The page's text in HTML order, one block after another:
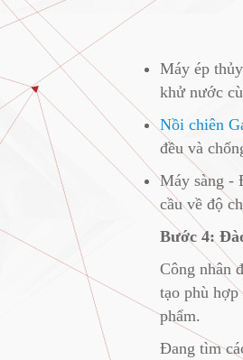
Máy ép
khử nước
Nồi chiên
đều và
Máy sàng -
cầu về độ
Bước 4:
Công nhân
tạo phù
phẩm.
Đang tìm